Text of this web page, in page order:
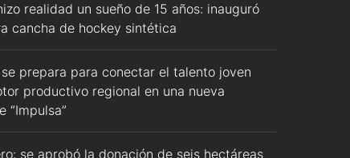
realidad un sueño de 15 años: inauguró
cancha de hockey sintética
prepara para conectar el talento joven
productivo regional en una nueva
“Impulsa”
se aprobó la donación de seis hectáreas